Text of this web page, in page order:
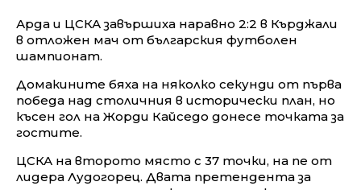
Арда и ЦСКА завършиха наравно 2:2 в Кърджали
в отложен мач от българския футболен
шампионат.
Домакините бяха на няколко секунди от първа
победа над столичния в исторически план, но
късен гол на Жорди Кайседо донесе точката за
гостите.
ЦСКА на второто място с 37 точки, на пе от
лидера Лудогорец. Двата претендента за